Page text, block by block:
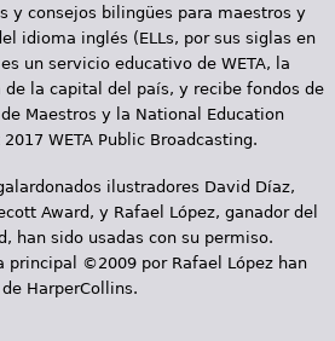
y consejos bilingües para maestros y
idioma inglés (ELLs, por sus siglas en
un servicio educativo de WETA, la
la capital del país, y recibe fondos de
Maestros y la National Education
WETA Public Broadcasting.
ilustradores David Díaz,
Award, y Rafael López, ganador del
han sido usadas con su permiso.
principal ©2009 por Rafael López han
HarperCollins.